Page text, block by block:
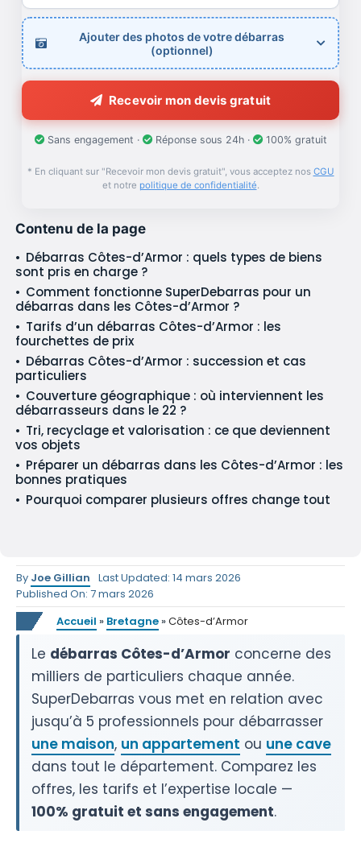
Ajouter des photos de votre débarras
(optionnel)
Recevoir mon devis gratuit
Sans engagement · Réponse sous 24h · 100% gratuit
* En cliquant sur "Recevoir mon devis gratuit", vous acceptez nos CGU
et notre politique de confidentialité.
Contenu de la page
Débarras Côtes-d’Armor : quels types de biens
sont pris en charge ?
Comment fonctionne SuperDebarras pour un
débarras dans les Côtes-d’Armor ?
Tarifs d’un débarras Côtes-d’Armor : les
fourchettes de prix
Débarras Côtes-d’Armor : succession et cas
particuliers
Couverture géographique : où interviennent les
débarrasseurs dans le 22 ?
Tri, recyclage et valorisation : ce que deviennent
vos objets
Préparer un débarras dans les Côtes-d’Armor : les
bonnes pratiques
Pourquoi comparer plusieurs offres change tout
By Joe Gillian Last Updated: 14 mars 2026
Published On: 7 mars 2026
Accueil » Bretagne »Côtes-d’Armor
Le débarras Côtes-d’Armor concerne des
milliers de particuliers chaque année.
SuperDebarras vous met en relation avec
jusqu’à 5 professionnels pour débarrasser
une maison, un appartement ou une cave
dans tout le département. Comparez les
offres, les tarifs et l’expertise locale —
100% gratuit et sans engagement.